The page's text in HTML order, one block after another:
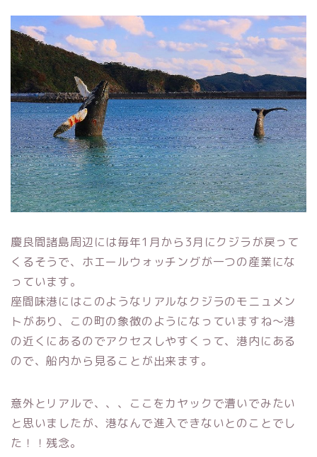
慶良間諸島周辺には毎年1月から3月にクジラが戻って
くるそうで、ホエールウォッチングが一つの産業にな
っています。
座間味港にはこのようなリアルなクジラのモニュメン
トがあり、この町の象徴のようになっていますね～港
の近くにあるのでアクセスしやすくって、港内にある
ので、船内から見ることが出来ます。
意外とリアルで、、、ここをカヤックで漕いでみたい
と思いましたが、港なんで進入できないとのことでし
た！！残念。